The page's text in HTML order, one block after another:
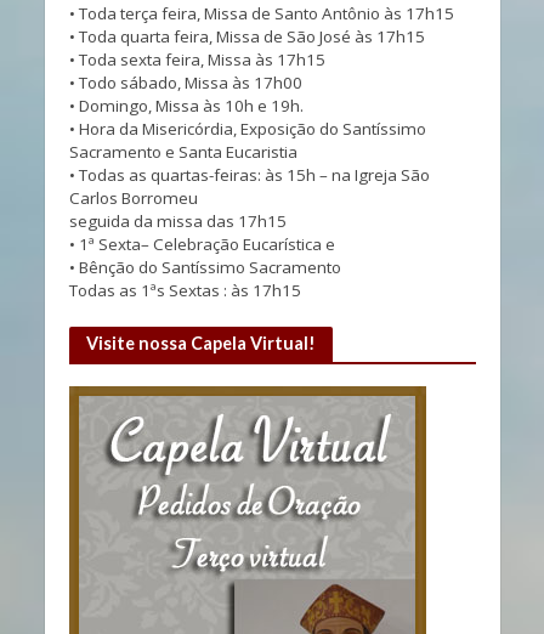
• Toda terça feira, Missa de Santo Antônio às 17h15
• Toda quarta feira, Missa de São José às 17h15
• Toda sexta feira, Missa às 17h15
• Todo sábado, Missa às 17h00
• Domingo, Missa às 10h e 19h.
• Hora da Misericórdia, Exposição do Santíssimo
Sacramento e Santa Eucaristia
• Todas as quartas-feiras: às 15h – na Igreja São
Carlos Borromeu
seguida da missa das 17h15
• 1ª Sexta– Celebração Eucarística e
• Bênção do Santíssimo Sacramento
Todas as 1ªs Sextas : às 17h15
Visite nossa Capela Virtual!